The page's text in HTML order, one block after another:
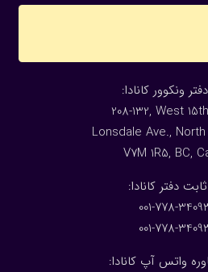
ونکوور کانادا
208-132, West
Lonsdale Ave.,
V7M 1R5, BC,
دفتر کانادا
001-778-
001-778-
واتس آپ کانادا: